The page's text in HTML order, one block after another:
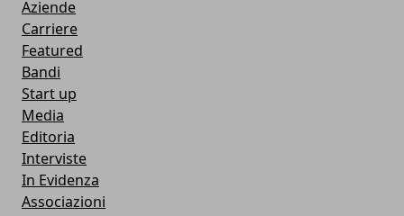
Aziende
Carriere
Featured
Bandi
Start up
Media
Editoria
Interviste
In Evidenza
Associazioni